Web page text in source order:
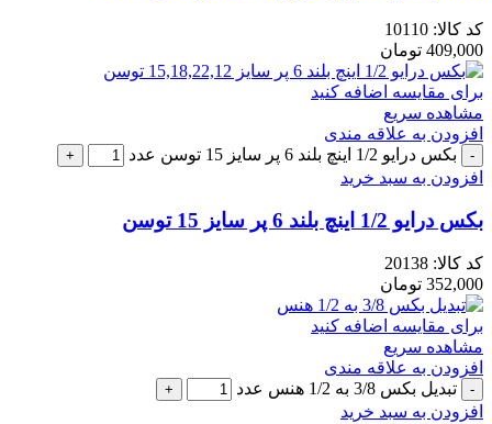
کد کالا: 10110
409,000 تومان
برای مقایسه اضافه کنید
مشاهده سریع
افزودن به علاقه مندی
بکس درایو 1/2 اینچ بلند 6 پر سایز 15 توسن عدد
افزودن به سبد خرید
بکس درایو 1/2 اینچ بلند 6 پر سایز 15 توسن
کد کالا: 20138
352,000 تومان
برای مقایسه اضافه کنید
مشاهده سریع
افزودن به علاقه مندی
تبدیل بکس 3/8 به 1/2 هنس عدد
افزودن به سبد خرید